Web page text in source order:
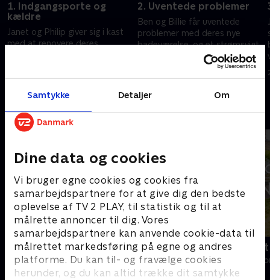
Samtykke Detaljer Om
Dine data og cookies
Vi bruger egne cookies og cookies fra
samarbejdspartnere for at give dig den bedste
oplevelse af TV 2 PLAY, til statistik og til at
målrette annoncer til dig. Vores
samarbejdspartnere kan anvende cookie-data til
målrettet markedsføring på egne og andres
platforme. Du kan til- og fravælge cookies
herunder, og du kan altid trække dit samtykke
1. Indgangsporte og
kældre
Janet og Philip giver sig i kast
med at renovere deres
som Helen ikke er helt
2. Uventede problemer
Ben og Billie får uventede
problemer med deres nye
badeværelse, og et strømsvigt
bringer Zions 60-
årsfødselsdagsfest i fare.
Andre så også
Linde på Langeland
Livsstil • 5 sæsoner Livsstil • 1